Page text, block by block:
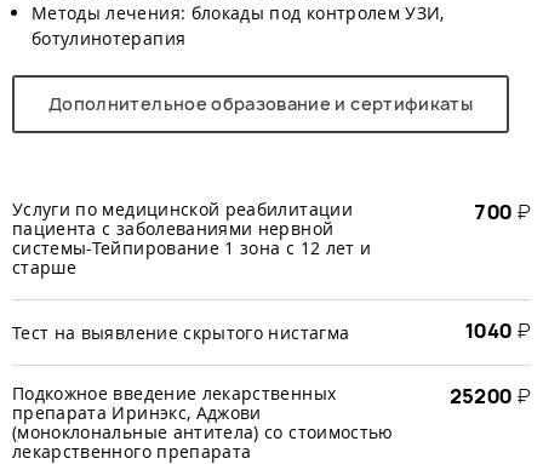
Методы лечения: блокады под контролем УЗИ,
ботулинотерапия
Дополнительное образование и сертификаты
Услуги по медицинской реабилитации
пациента с заболеваниями нервной
системы-Тейпирование 1 зона с 12 лет и
старше
700 ₽
Тест на выявление скрытого нистагма 1040 ₽
Подкожное введение лекарственных
препарата Иринэкс, Аджови
(моноклональные антитела) со стоимостью
лекарственного препарата
25200 ₽